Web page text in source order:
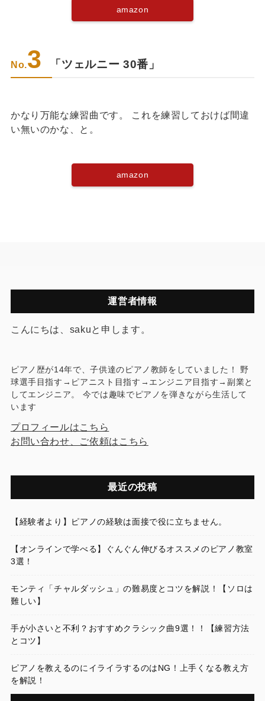
amazon
No.3 「ツェルニー 30番」
かなり万能な練習曲です。 これを練習しておけば間違
い無いのかな、と。
amazon
運営者情報
こんにちは、sakuと申します。
ピアノ歴が14年で、子供達のピアノ教師をしていました！ 野
球選手目指す→ピアニスト目指す→エンジニア目指す→副業と
してエンジニア。 今では趣味でピアノを弾きながら生活して
います
プロフィールはこちら
お問い合わせ、ご依頼はこちら
最近の投稿
【経験者より】ピアノの経験は面接で役に立ちません。
【オンラインで学べる】ぐんぐん伸びるオススメのピアノ教室
3選！
モンティ「チャルダッシュ」の難易度とコツを解説！【ソロは
難しい】
手が小さいと不利？おすすめクラシック曲9選！！【練習方法
とコツ】
ピアノを教えるのにイライラするのはNG！上手くなる教え方
を解説！